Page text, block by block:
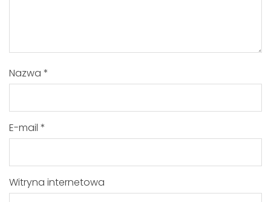
Nazwa *
E-mail *
Witryna internetowa